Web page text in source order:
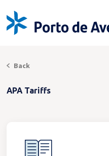
Back
APA Tariffs